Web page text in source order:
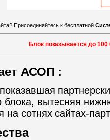
Присоединяйтесь к бесплатной
Блок показывается до 100
АСОП :
блока, вытесняя
на сотнях сайтах-